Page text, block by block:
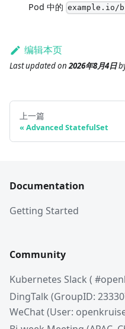
Pod 中的 example.io/
编辑本页
Last updatedon2026年8月4日
上一篇
Advanced StatefulSet
Documentation
Getting Started
Community
Kubernetes Slack (
DingTalk (GroupID:
WeChat (User: